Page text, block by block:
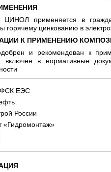
ЦИНОЛ применяется в
горячему цинкованию в
К ПРИМЕНЕНИЮ
и рекомендован к
включен в нормативные
ЕЭС
России
«Гидромонтаж»